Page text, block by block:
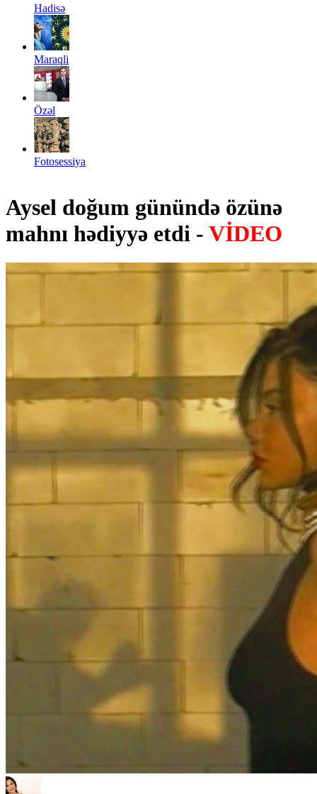
Hadisə
Maraqli
Özəl
Fotosessiya
Aysel doğum günündə özünə
mahnı hədiyyə etdi - VİDEO